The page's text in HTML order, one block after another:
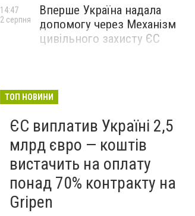
2016-07-06 10-18-49
Вперше Україна надала
допомогу через Механізм
цивільного захисту ЄС
14:47
2 серпня
ТОП НОВИНИ
ЄС виплатив Україні 2,5
млрд євро — коштів
вистачить на оплату
понад 70% контракту на
Gripen